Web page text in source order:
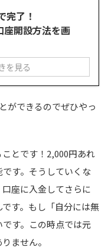
完了！
開設方法を画
を見る
ができるのでぜひやっ
とです！2,000円あれ
す。そうしていくな
座に入金してさらに
す。もし「自分には無
す。この時点では元
ません。